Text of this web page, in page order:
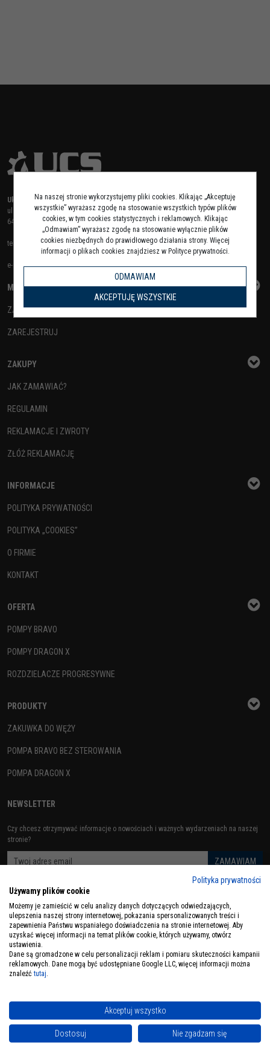
Układy Centralnego Smarowania Sp. z o.o.
ul. Bukowska 28
64-553 Grzebienisko
tel. +48575103374
e-mail:info@ucs.net.pl
MOJE KONTO
ZALOGUJ
ZAREJESTRUJ
ZAKUPY
JAK ZAMAWIAĆ?
REGULAMIN
REKLAMACJE I ZWROTY
ZŁÓŻ REKLAMACJĘ
INFORMACJE
POLITYKA PRYWATNOŚCI
POLITYKA „COOKIES”
O FIRMIE
KONTAKT
OFERTA
POMPY BRAVO
POMPY DRAGON X
ROZDZIELACZE PROGRESYWNE
PRODUKTY
ZAKUWKA DO WĘŻY
POMPA BRAVO BEZ STEROWANIA
POMPA DRAGON X
NEWSLETTER
Czy chcesz otrzymywać informacje o nowościach i ważnych wydarzeniach na naszej
stronie?
oprogramowanie sklepu internetowego
Polityka prywatności
Używamy plików cookie
Możemy je zamieścić w celu analizy danych dotyczących odwiedzających,
ulepszenia naszej strony internetowej, pokazania spersonalizowanych treści i
zapewnienia Państwu wspaniałego doświadczenia na stronie internetowej. Aby
uzyskać więcej informacji na temat plików cookie, których używamy, otwórz
ustawienia.
Dane są gromadzone w celu personalizacji reklam i pomiaru skuteczności kampanii
reklamowych. Dane mogą być udostępniane Google LLC, więcej informacji można
znaleźć tutaj.
Akceptuj wszystko
Dostosuj Nie zgadzam się
Na naszej stronie wykorzystujemy pliki cookies. Klikając „Akceptuję
wszystkie” wyrażasz zgodę na stosowanie wszystkich typów plików
cookies, w tym cookies statystycznych i reklamowych. Klikając
„Odmawiam” wyrażasz zgodę na stosowanie wyłącznie plików
cookies niezbędnych do prawidłowego działania strony. Więcej
informacji o plikach cookies znajdziesz w Polityce prywatności.
ODMAWIAM
AKCEPTUJĘ WSZYSTKIE